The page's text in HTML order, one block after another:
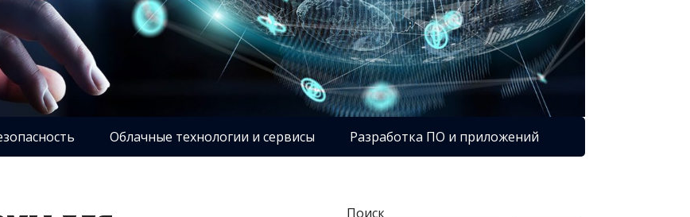
Облачные технологии и сервисы Разработка ПО и приложений
Поиск